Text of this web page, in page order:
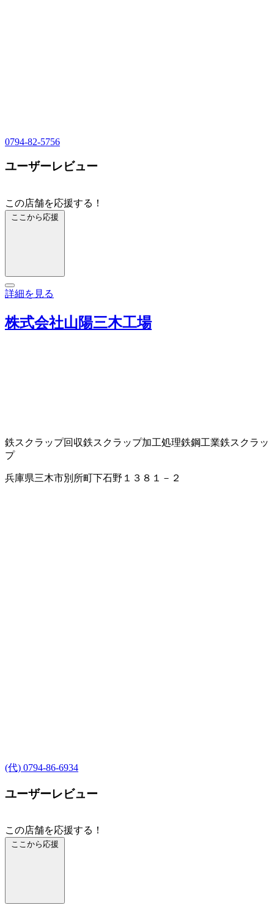
0794-82-5756
ユーザーレビュー
この店舗を応援する！
ここから応援
詳細を見る
株式会社山陽三木工場
鉄スクラップ回収鉄スクラップ加工処理鉄鋼工業鉄スクラッ
プ
兵庫県三木市別所町下石野１３８１－２
(代) 0794-86-6934
ユーザーレビュー
この店舗を応援する！
ここから応援